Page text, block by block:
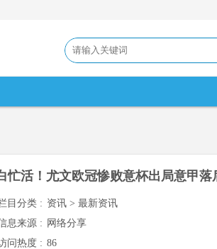
忙活！尤文欧冠惨败意杯出局意甲落
目分类 : 资讯 > 最新资讯
息来源 :
网络分享
问热度 : 86